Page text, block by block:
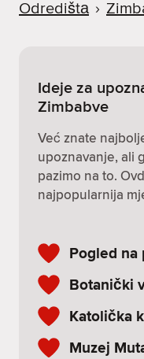
Odredištа ›
Ideje za
Zimbabve
Već znate
upoznavanje, ali
pazimo na to.
najpopularnija
Pogled na
Botanički
Katolička
Muzej